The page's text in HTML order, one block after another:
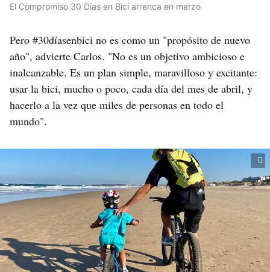
El Compromiso 30 Días en Bici arranca en marzo
Pero #30díasenbici no es como un "propósito de nuevo
año", advierte Carlos. "No es un objetivo ambicioso e
inalcanzable. Es un plan simple, maravilloso y excitante:
usar la bici, mucho o poco, cada día del mes de abril, y
hacerlo a la vez que miles de personas en todo el
mundo".